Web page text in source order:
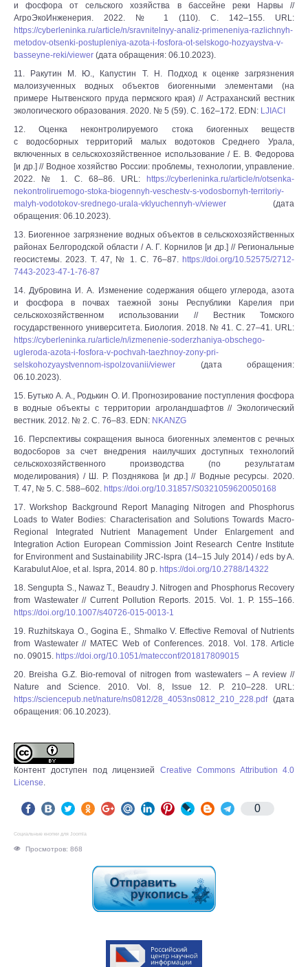
и фосфора от сельского хозяйства в бассейне реки Нарвы //
АгроЭкоИнженерия. 2022. № 1 (110). С. 142‒155. URL:
https://cyberleninka.ru/article/n/sravnitelnyy-analiz-primeneniya-razlichnyh-
metodov-otsenki-postupleniya-azota-i-fosfora-ot-selskogo-hozyaystva-v-
basseyne-reki/viewer (дата обращения: 06.10.2023).
11. Ракутин М. Ю., Капустин Т. Н. Подход к оценке загрязнения
малоизученных водных объектов биогенными элементами (на
примере Нытвенского пруда пермского края) // Астраханский вестник
экологического образования. 2020. № 5 (59). С. 162‒172. EDN: LJIACI
12. Оценка неконтролируемого стока биогенных веществ
с водосборных территорий малых водотоков Среднего Урала,
включенных в сельскохозяйственное использование / Е. В. Федорова
[и др.] // Водное хозяйство России: проблемы, технологии, управление.
2022. № 1. С. 68‒86. URL:
https://cyberleninka.ru/article/n/otsenka-
nekontroliruemogo-stoka-biogennyh-veschestv-s-vodosbornyh-territoriy-
malyh-vodotokov-srednego-urala-vklyuchennyh-v/viewer (дата
обращения: 06.10.2023).
13. Биогенное загрязнение водных объектов в сельскохозяйственных
районах Белгородской области / А. Г. Корнилов [и др.] // Региональные
геосистемы. 2023. Т. 47, № 1. С. 76–87. https://doi.org/10.52575/2712-
7443-2023-47-1-76-87
14. Дубровина И. А. Изменение содержания общего углерода, азота
и фосфора в почвах таежной зоны Республики Карелия при
сельскохозяйственном использовании // Вестник Томского
государственного университета. Биология. 2018. № 41. С. 27–41. URL:
https://cyberleninka.ru/article/n/izmenenie-soderzhaniya-obschego-
ugleroda-azota-i-fosfora-v-pochvah-taezhnoy-zony-pri-
selskohozyaystvennom-ispolzovanii/viewer (дата обращения:
06.10.2023).
15. Бутько А. А., Родькин О. И. Прогнозирование поступления фосфора
в водные объекты с территории агроландшафтов // Экологический
вестник. 2012. № 2. С. 76‒83. EDN: NKANZG
16. Перспективы сокращения выноса биогенных элементов с речных
водосборов за счет внедрения наилучших доступных технологий
сельскохозяйственного производства (по результатам
моделирования) / Ш. Р. Поздняковa [и др.] // Водные ресурсы. 2020.
Т. 47, № 5. С. 588–602. https://doi.org/10.31857/S0321059620050168
17. Workshop Background Report Managing Nitrogen and Phosphorus
Loads to Water Bodies: Characterisation and Solutions Towards Macro-
Regional Integrated Nutrient Management Under Enlargement and
Integration Action European Commission Joint Research Centre Institute
for Environment and Sustainability JRC-Ispra (14‒15 July 2014) / eds by A.
Karabulut Aloe, et al. Ispra, 2014. 80 р. https://doi.org/10.2788/14322
18. Sengupta S., Nawaz T., Beaudry J. Nitrogen and Phosphorus Recovery
from Wastewater // Current Pollution Reports. 2015. Vol. 1. P. 155–166.
https://doi.org/10.1007/s40726-015-0013-1
19. Ruzhitskaya O., Gogina E., Shmalko V. Effective Removal of Nutrients
from Wastewater // MATEC Web of Conferences. 2018. Vol. 178. Article
no. 09015. https://doi.org/10.1051/matecconf/201817809015
20. Breisha G.Z. Bio-removal of nitrogen from wastewaters ‒ A review //
Nature and Science. 2010. Vol. 8, Issue 12. P. 210‒228. URL:
https://sciencepub.net/nature/ns0812/28_4053ns0812_210_228.pdf(дата
обращения: 06.10.2023).
Контент доступен под лицензией Creative Commons Attribution 4.0
License.
0
Социальные кнопки для Joomla
Просмотров: 868